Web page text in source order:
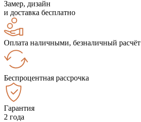
Замер, дизайн
и доставка бесплатно
Оплата наличными, безналичный расчёт
Беспроцентная рассрочка
Гарантия
2 года